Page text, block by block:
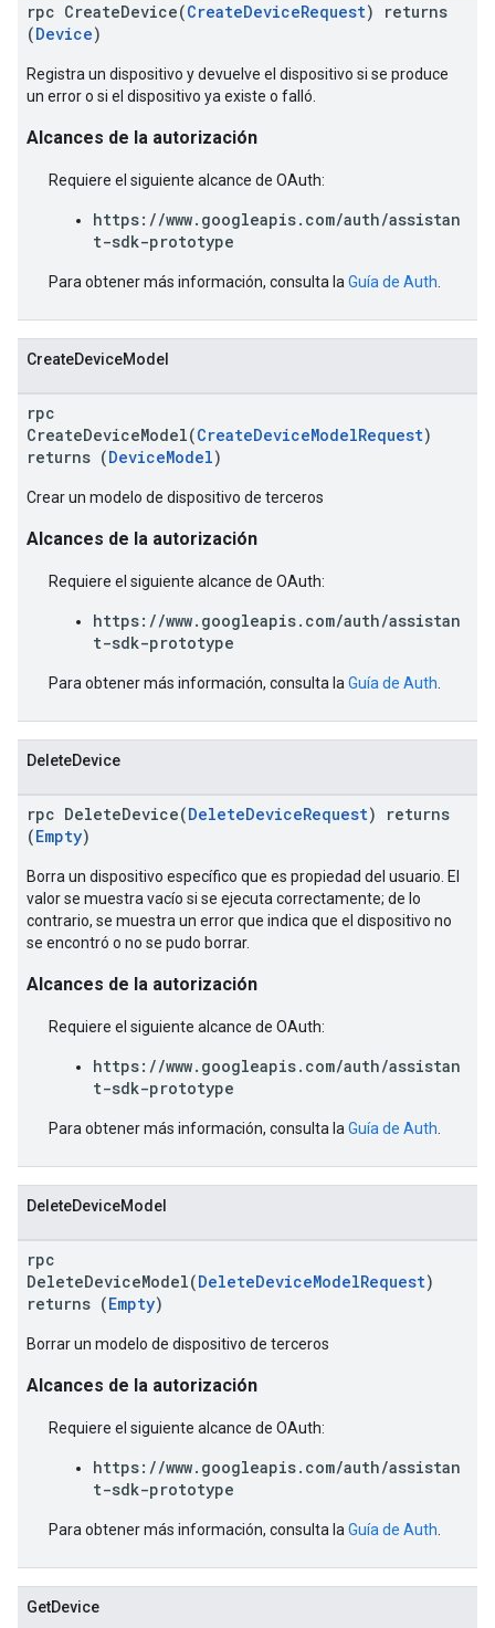
rpc CreateDevice(CreateDeviceRequest) returns
(Device)
Registra un dispositivo y devuelve el dispositivo si se produce
un error o si el dispositivo ya existe o falló.
Alcances de la autorización
Requiere el siguiente alcance de OAuth:
https://www.googleapis.com/auth/assistan
t-sdk-prototype
Para obtener más información, consulta la Guía de Auth
CreateDeviceModel
rpc
CreateDeviceModel(CreateDeviceModelRequest)
returns (DeviceModel)
Crear un modelo de dispositivo de terceros
Alcances de la autorización
Requiere el siguiente alcance de OAuth:
https://www.googleapis.com/auth/assistan
t-sdk-prototype
Para obtener más información, consulta la Guía de Auth
DeleteDevice
rpc DeleteDevice(DeleteDeviceRequest) returns
(Empty)
Borra un dispositivo específico que es propiedad del usuario. El
valor se muestra vacío si se ejecuta correctamente; de lo
contrario, se muestra un error que indica que el dispositivo no
se encontró o no se pudo borrar.
Alcances de la autorización
Requiere el siguiente alcance de OAuth:
https://www.googleapis.com/auth/assistan
t-sdk-prototype
Para obtener más información, consulta la Guía de Auth
DeleteDeviceModel
rpc
DeleteDeviceModel(DeleteDeviceModelRequest)
returns (Empty)
Borrar un modelo de dispositivo de terceros
Alcances de la autorización
Requiere el siguiente alcance de OAuth:
https://www.googleapis.com/auth/assistan
t-sdk-prototype
Para obtener más información, consulta la Guía de Auth
GetDevice